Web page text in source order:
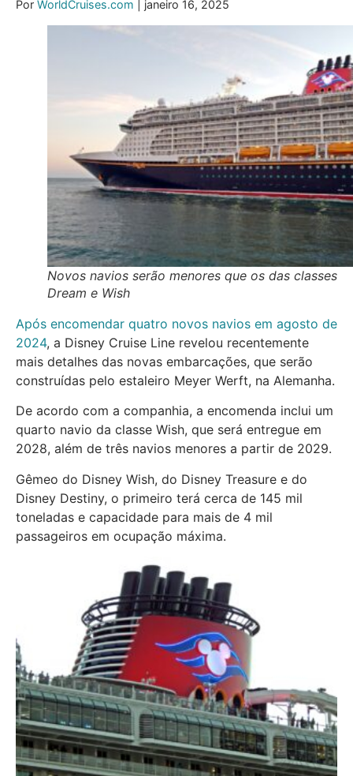
Por WorldCruises.com | janeiro 16, 2025
Novos navios serão menores que os das classes
Dream e Wish
Após encomendar quatro novos navios em agosto de
2024, a Disney Cruise Line revelou recentemente
mais detalhes das novas embarcações, que serão
construídas pelo estaleiro Meyer Werft, na Alemanha.
De acordo com a companhia, a encomenda inclui um
quarto navio da classe Wish, que será entregue em
2028, além de três navios menores a partir de 2029.
Gêmeo do Disney Wish, do Disney Treasure e do
Disney Destiny, o primeiro terá cerca de 145 mil
toneladas e capacidade para mais de 4 mil
passageiros em ocupação máxima.